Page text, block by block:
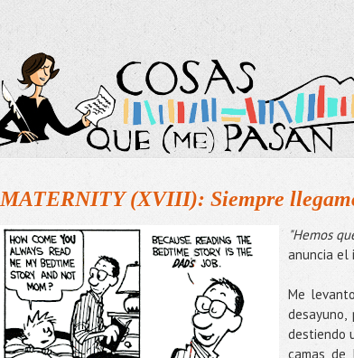
MATERNITY (XVIII): Siempre
"Hemos
anuncia el
Me
destiendo
camas